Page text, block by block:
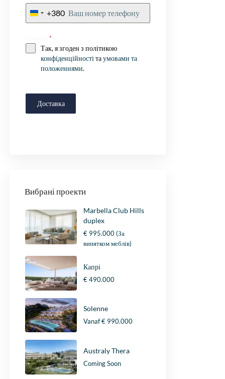
Ukraine
+380
*
Так, я згоден з політикою
конфіденційності таумовами та
положеннями.
Доставка
Вибрані проекти
Marbella Club Hills
duplex
€ 995.000(За
винятком меблів)
Капрі
€ 490.000
Solenne
Vanaf€ 990.000
Australy Thera
Coming Soon